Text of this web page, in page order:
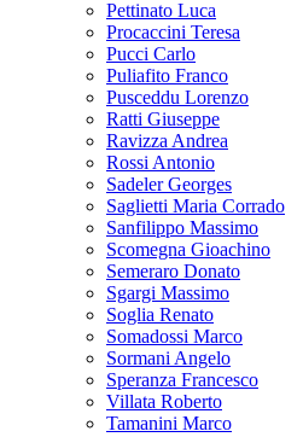
Pettinato Luca
Procaccini Teresa
Pucci Carlo
Puliafito Franco
Pusceddu Lorenzo
Ratti Giuseppe
Ravizza Andrea
Rossi Antonio
Sadeler Georges
Saglietti Maria Corrado
Sanfilippo Massimo
Scomegna Gioachino
Semeraro Donato
Sgargi Massimo
Soglia Renato
Somadossi Marco
Sormani Angelo
Speranza Francesco
Villata Roberto
Tamanini Marco